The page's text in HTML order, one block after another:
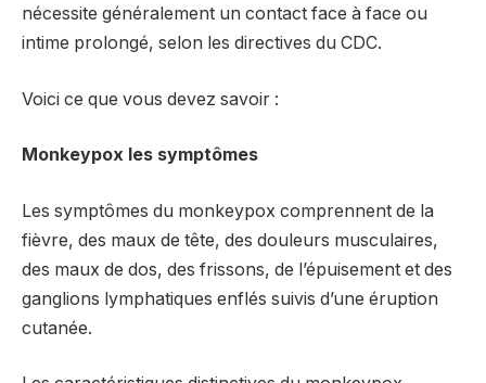
nécessite généralement un contact face à face ou
intime prolongé, selon les directives du CDC.
Voici ce que vous devez savoir :
Monkeypox les symptômes
Les symptômes du monkeypox comprennent de la
fièvre, des maux de tête, des douleurs musculaires,
des maux de dos, des frissons, de l’épuisement et des
ganglions lymphatiques enflés suivis d’une éruption
cutanée.